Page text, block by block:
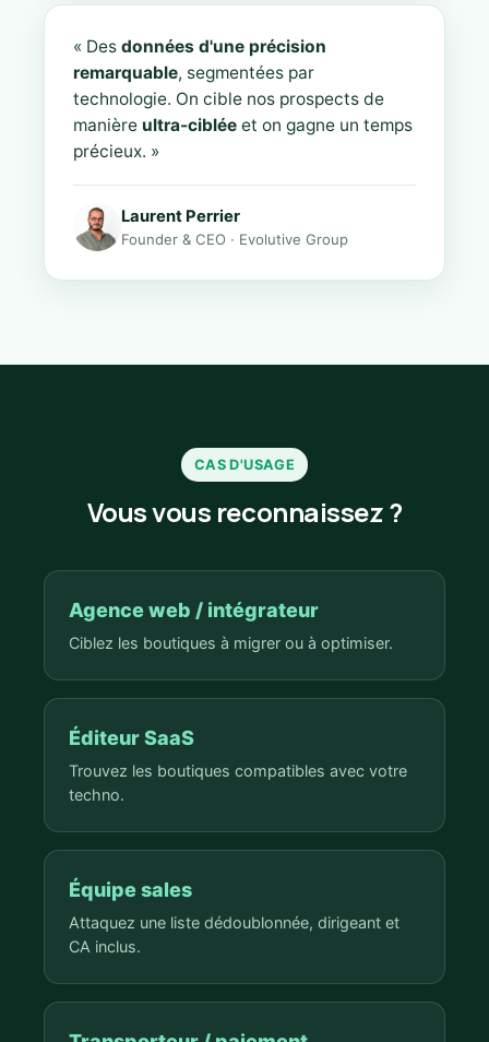
« Des données d'une précision
remarquable, segmentées par
technologie. On cible nos prospects de
manière ultra-ciblée et on gagne un temps
précieux. »
Laurent Perrier
Founder & CEO · Evolutive Group
CAS D'USAGE
Vous vous reconnaissez ?
Agence web / intégrateur
Ciblez les boutiques à migrer ou à optimiser.
Éditeur SaaS
Trouvez les boutiques compatibles avec votre
techno.
Équipe sales
Attaquez une liste dédoublonnée, dirigeant et
CA inclus.